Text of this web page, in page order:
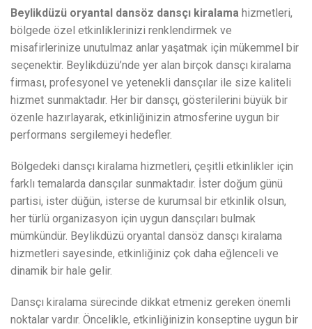
Beylikdüzü oryantal dansöz dansçı kiralama hizmetleri,
bölgede özel etkinliklerinizi renklendirmek ve
misafirlerinize unutulmaz anlar yaşatmak için mükemmel bir
seçenektir. Beylikdüzü’nde yer alan birçok dansçı kiralama
firması, profesyonel ve yetenekli dansçılar ile size kaliteli
hizmet sunmaktadır. Her bir dansçı, gösterilerini büyük bir
özenle hazırlayarak, etkinliğinizin atmosferine uygun bir
performans sergilemeyi hedefler.
Bölgedeki dansçı kiralama hizmetleri, çeşitli etkinlikler için
farklı temalarda dansçılar sunmaktadır. İster doğum günü
partisi, ister düğün, isterse de kurumsal bir etkinlik olsun,
her türlü organizasyon için uygun dansçıları bulmak
mümkündür. Beylikdüzü oryantal dansöz dansçı kiralama
hizmetleri sayesinde, etkinliğiniz çok daha eğlenceli ve
dinamik bir hale gelir.
Dansçı kiralama sürecinde dikkat etmeniz gereken önemli
noktalar vardır. Öncelikle, etkinliğinizin konseptine uygun bir